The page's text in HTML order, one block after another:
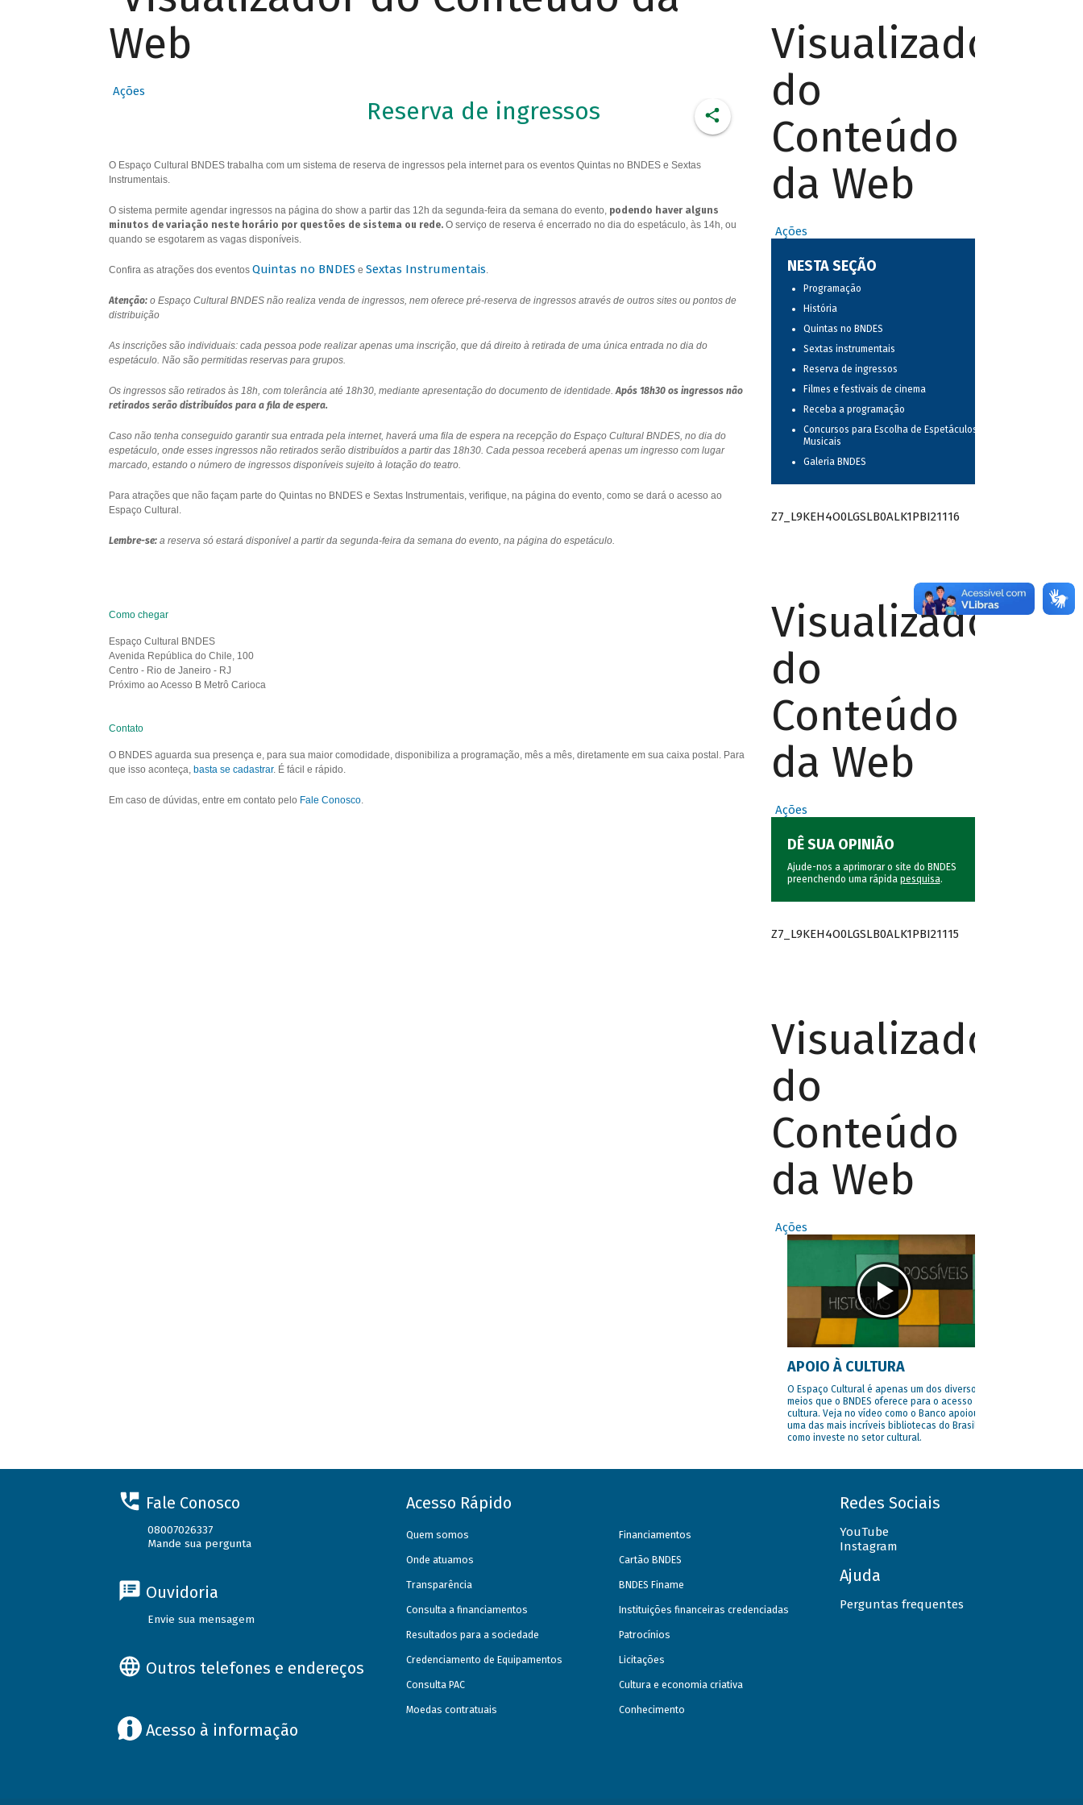
Web
Ações
Reserva de ingressos
O Espaço Cultural BNDES trabalha com um sistema de reserva de ingressos pela internet para os eventos Quintas no BNDES e Sextas
Instrumentais.
O sistema permite agendar ingressos na página do show a partir das 12h da segunda-feira da semana do evento, podendo haver alguns
minutos de variação neste horário por questões de sistema ou rede.O serviço de reserva é encerrado no dia do espetáculo, às 14h, ou
quando se esgotarem as vagas disponíveis.
Confira as atrações dos eventos Quintas no BNDES e Sextas Instrumentais.
Atenção:o Espaço Cultural BNDES não realiza venda de ingressos, nem oferece pré-reserva de ingressos através de outros sites ou pontos de
distribuição
As inscrições são individuais: cada pessoa pode realizar apenas uma inscrição, que dá direito à retirada de uma única entrada no dia do
espetáculo. Não são permitidas reservas para grupos.
Os ingressos são retirados às 18h, com tolerância até 18h30, mediante apresentação do documento de identidade.Após 18h30 os ingressos não
retirados serão distribuídos para a fila de espera.
Caso não tenha conseguido garantir sua entrada pela internet, haverá uma fila de espera na recepção do Espaço Cultural BNDES, no dia do
espetáculo, onde esses ingressos não retirados serão distribuídos a partir das 18h30. Cada pessoa receberá apenas um ingresso com lugar
marcado, estando o número de ingressos disponíveis sujeito à lotação do teatro.
Para atrações que não façam parte do Quintas no BNDES e Sextas Instrumentais, verifique, na página do evento, como se dará o acesso ao
Espaço Cultural.
Lembre-se:a reserva só estará disponível a partir da segunda-feira da semana do evento, na página do espetáculo.
Como chegar
Espaço Cultural BNDES
Avenida República do Chile, 100
Centro - Rio de Janeiro - RJ
Próximo ao Acesso B Metrô Carioca
Contato
O BNDES aguarda sua presença e, para sua maior comodidade, disponibiliza a programação, mês a mês, diretamente em sua caixa postal. Para
que isso aconteça, basta se cadastrar. É fácil e rápido.
Em caso de dúvidas, entre em contato pelo Fale Conosco.
Visualizador
do
Conteúdo
da Web
Ações
NESTA SEÇÃO
Programação
História
Quintas no BNDES
Sextas instrumentais
Reserva de ingressos
Filmes e festivais de cinema
Receba a programação
Concursos para Escolha de Espetáculos
Musicais
Galeria BNDES
Z7_L9KEH4O0LGSLB0ALK1PBI21116
Visualizador
do
Conteúdo
da Web
Ações
DÊ SUA OPINIÃO
Ajude-nos a aprimorar o site do BNDES
preenchendo uma rápida pesquisa.
Z7_L9KEH4O0LGSLB0ALK1PBI21115
Visualizador
do
Conteúdo
da Web
Ações
APOIO À CULTURA
O Espaço Cultural é apenas um dos diversos
meios que o BNDES oferece para o acesso à
cultura. Veja no vídeo como o Banco apoiou
uma das mais incríveis bibliotecas do Brasil e
como investe no setor cultural.
Fale Conosco
08007026337
Mande sua pergunta
Ouvidoria
Envie sua mensagem
Outros telefones e endereços
Acesso à informação
Acesso Rápido
Quem somos
Onde atuamos
Transparência
Consulta a financiamentos
Resultados para a sociedade
Credenciamento de Equipamentos
Consulta PAC
Moedas contratuais
Financiamentos
Cartão BNDES
BNDES Finame
Instituições financeiras credenciadas
Patrocínios
Licitações
Cultura e economia criativa
Conhecimento
Redes Sociais
YouTube
Instagram
Ajuda
Perguntas frequentes